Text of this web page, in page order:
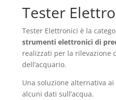
Tester
Tester Elettronici è la
strumenti elettronici di
realizzati per la rilevazione
dell’acquario.
Una soluzione alternativa
alcuni dati sull’acqua.